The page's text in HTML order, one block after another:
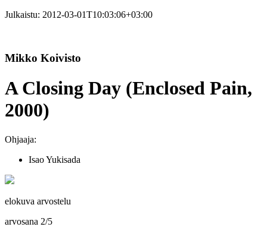
Julkaistu: 2012-03-01T10:03:06+03:00
Mikko Koivisto
A Closing Day (Enclosed Pain,
2000)
Ohjaaja:
Isao Yukisada
elokuva arvostelu
arvosana 2/5